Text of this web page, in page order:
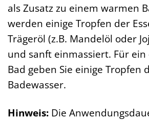
als Zusatz zu einem warmen
werden einige Tropfen der
Trägeröl (z.B. Mandelöl oder
und sanft einmassiert. Für
Bad geben Sie einige Tropfen
Badewasser.
Hinweis: Die